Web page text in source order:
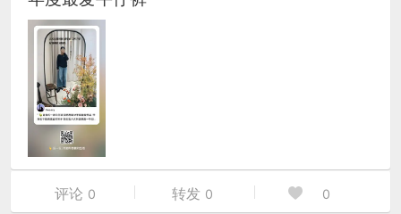
评论 0 转发 0 0